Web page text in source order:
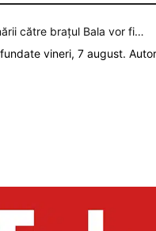
către brațul Bala vor fi…
vineri, 7 august.